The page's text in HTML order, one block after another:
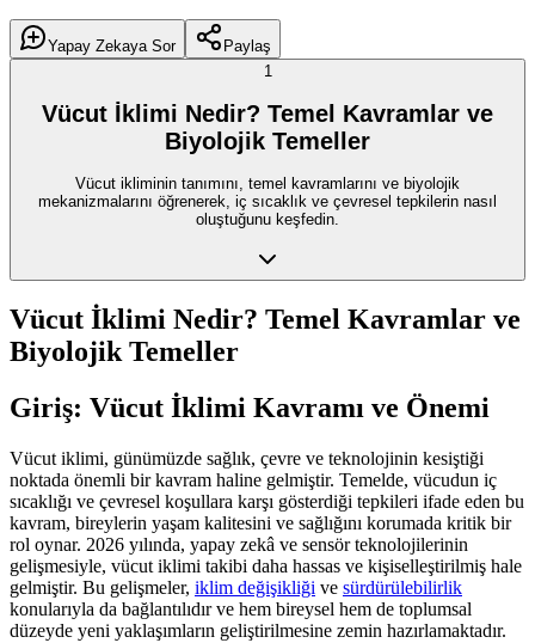
Yapay Zekaya Sor
Paylaş
1
Vücut İklimi Nedir? Temel Kavramlar ve
Biyolojik Temeller
Vücut ikliminin tanımını, temel kavramlarını ve biyolojik
mekanizmalarını öğrenerek, iç sıcaklık ve çevresel tepkilerin nasıl
oluştuğunu keşfedin.
Vücut İklimi Nedir? Temel Kavramlar ve
Biyolojik Temeller
Giriş: Vücut İklimi Kavramı ve Önemi
Vücut iklimi, günümüzde sağlık, çevre ve teknolojinin kesiştiği
noktada önemli bir kavram haline gelmiştir. Temelde, vücudun iç
sıcaklığı ve çevresel koşullara karşı gösterdiği tepkileri ifade eden bu
kavram, bireylerin yaşam kalitesini ve sağlığını korumada kritik bir
rol oynar. 2026 yılında, yapay zekâ ve sensör teknolojilerinin
gelişmesiyle, vücut iklimi takibi daha hassas ve kişiselleştirilmiş hale
gelmiştir. Bu gelişmeler, iklim değişikliği ve sürdürülebilirlik
konularıyla da bağlantılıdır ve hem bireysel hem de toplumsal
düzeyde yeni yaklaşımların geliştirilmesine zemin hazırlamaktadır.